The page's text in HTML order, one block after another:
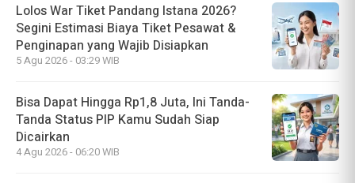
Lolos War Tiket Pandang Istana 2026?
Segini Estimasi Biaya Tiket Pesawat &
Penginapan yang Wajib Disiapkan
5 Agu 2026 - 03:29 WIB
Bisa Dapat Hingga Rp1,8 Juta, Ini Tanda-
Tanda Status PIP Kamu Sudah Siap
Dicairkan
4 Agu 2026 - 06:20 WIB